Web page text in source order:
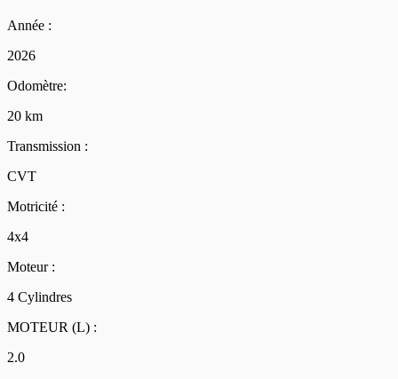
Année :
2026
Odomètre:
20 km
Transmission :
CVT
Motricité :
4x4
Moteur :
4 Cylindres
MOTEUR (L) :
2.0